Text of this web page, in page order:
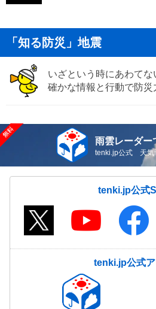
「知る防災」地震
いざという時にあわてな
確かな情報と行動で防災
雨雲レーダー
tenki.jp公式 天気
tenki.jp公式
tenki.jp公式ア